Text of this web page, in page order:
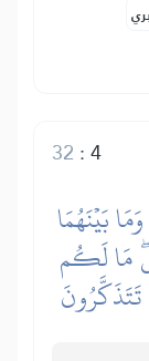
4
:
32
بَيۡنَهُمَا
مَا لَكُم